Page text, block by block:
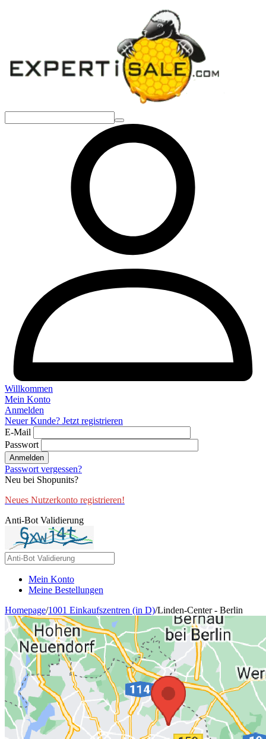
Willkommen
Mein Konto
Anmelden
Neuer Kunde? Jetzt registrieren
E-Mail
Passwort
Anmelden
Passwort vergessen?
Neu bei Shopunits?
Neues Nutzerkonto registrieren!
Anti-Bot Validierung
Mein Konto
Meine Bestellungen
Homepage/1001 Einkaufszentren (in D)/Linden-Center - Berlin